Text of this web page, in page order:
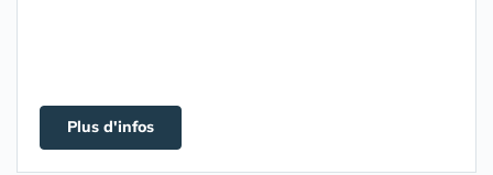
Plus d'infos